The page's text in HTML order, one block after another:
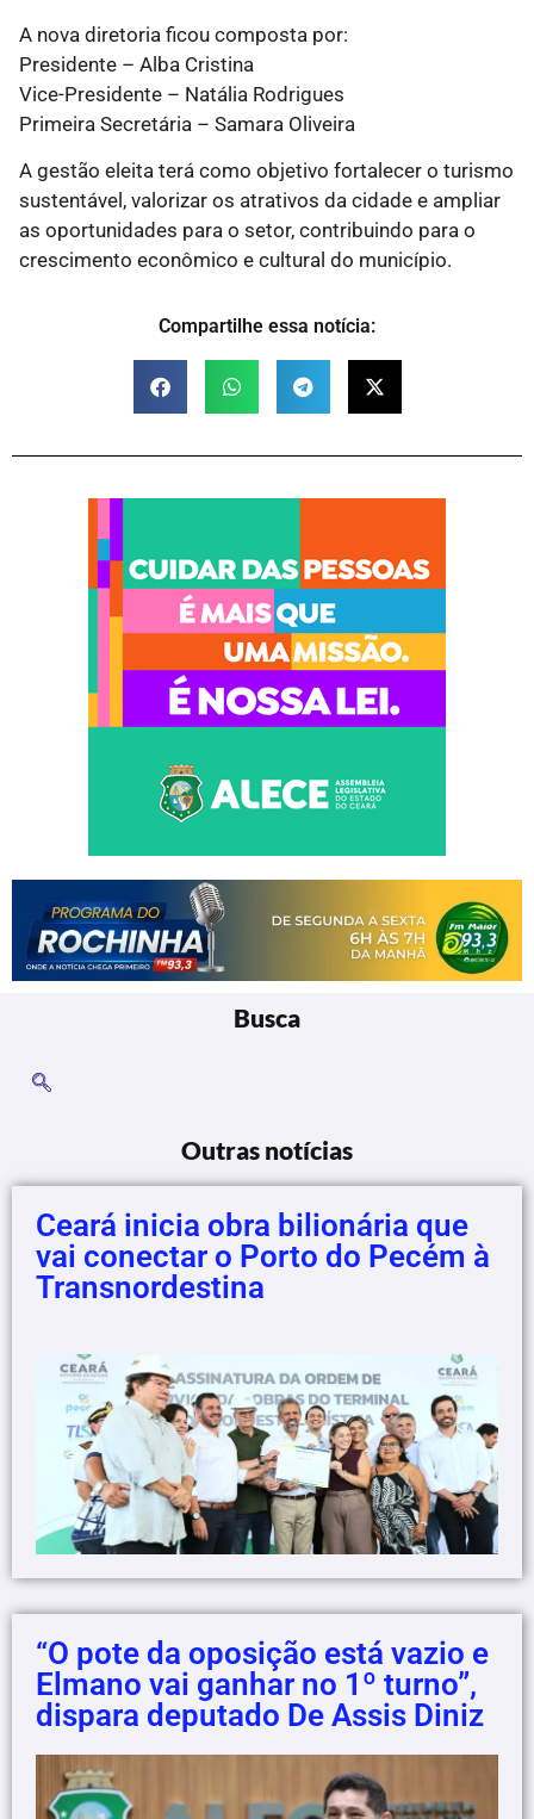
A nova diretoria ficou composta por:
Presidente – Alba Cristina
Vice-Presidente – Natália Rodrigues
Primeira Secretária – Samara Oliveira
A gestão eleita terá como objetivo fortalecer o turismo
sustentável, valorizar os atrativos da cidade e ampliar
as oportunidades para o setor, contribuindo para o
crescimento econômico e cultural do município.
Compartilhe essa notícia:
Busca
Outras notícias
Ceará inicia obra bilionária que
vai conectar o Porto do Pecém à
Transnordestina
“O pote da oposição está vazio e
Elmano vai ganhar no 1º turno”,
dispara deputado De Assis Diniz